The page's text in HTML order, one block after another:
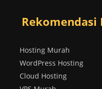
Rekomendasi
Hosting Murah
WordPress Hosting
Cloud Hosting